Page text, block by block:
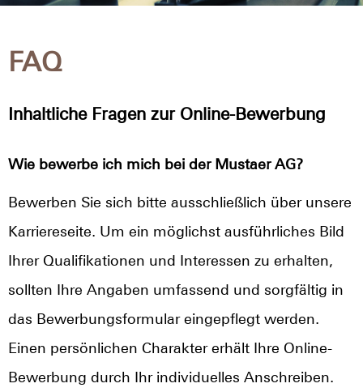
FAQ
Inhaltliche Fragen zur Online-Bewerbung
Wie bewerbe ich mich bei der Mustaer AG?
Bewerben Sie sich bitte ausschließlich über unsere
Karriereseite. Um ein möglichst ausführliches Bild
Ihrer Qualifikationen und Interessen zu erhalten,
sollten Ihre Angaben umfassend und sorgfältig in
das Bewerbungsformular eingepflegt werden.
Einen persönlichen Charakter erhält Ihre Online-
Bewerbung durch Ihr individuelles Anschreiben.